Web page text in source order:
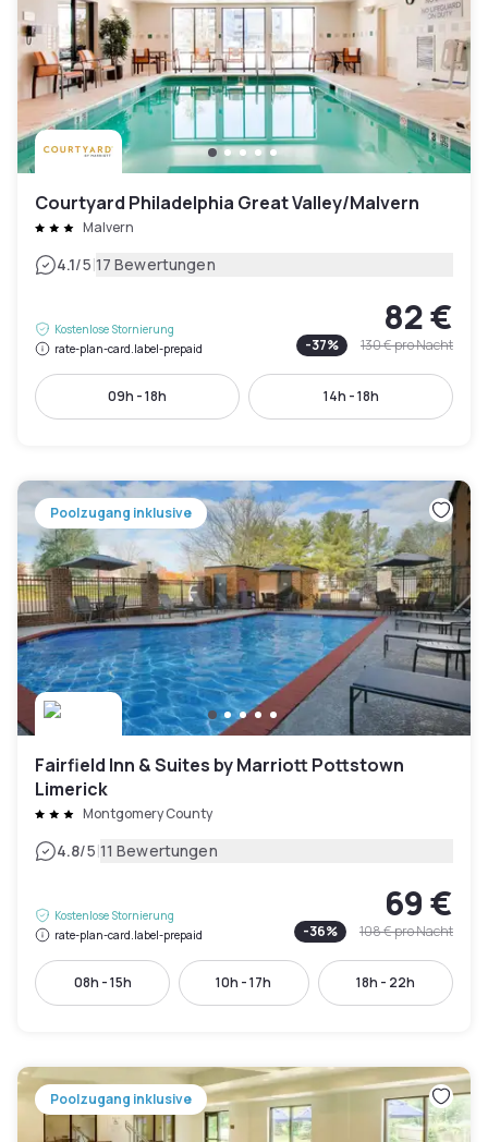
Courtyard Philadelphia Great Valley/Malvern
Malvern
4.1/5|17 Bewertungen
Kostenlose Stornierung
rate-plan-card.label-prepaid
82 €
-37% 130 €pro Nacht
09h - 18h 14h - 18h
Poolzugang inklusive
Fairfield Inn & Suites by Marriott Pottstown
Limerick
Montgomery County
4.8/5|11 Bewertungen
Kostenlose Stornierung
rate-plan-card.label-prepaid
69 €
-36% 108 €pro Nacht
08h - 15h 10h - 17h 18h - 22h
Poolzugang inklusive